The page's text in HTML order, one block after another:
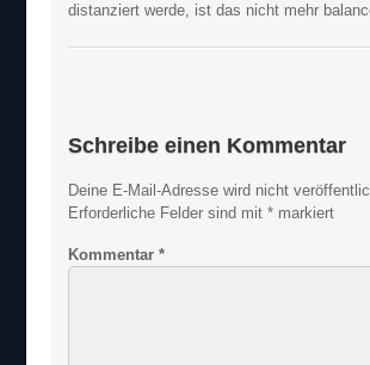
distanziert werde, ist das nicht mehr
Schreibe einen Kommentar
Deine E-Mail-Adresse wird nicht
Erforderliche Felder sind mit* markiert
Kommentar*